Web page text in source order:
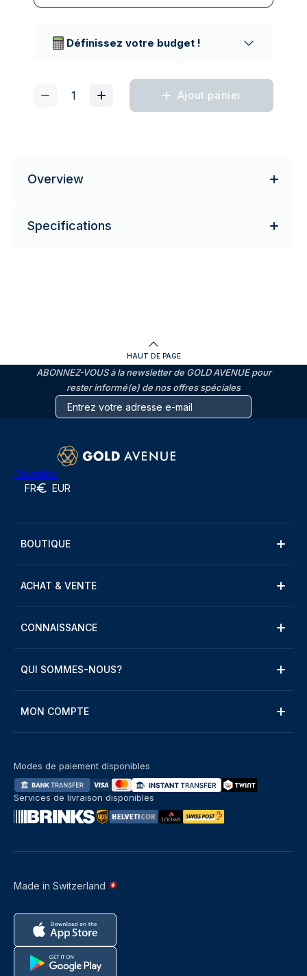
Définissez votre budget !
Ajout panier
Overview
Specifications
HAUT DE PAGE
ABONNEZ-VOUS à la newsletter de GOLD AVENUE pour
rester informé(e) de nos offres spéciales
Trustpilot
FR EUR
BOUTIQUE
ACHAT & VENTE
CONNAISSANCE
QUI SOMMES-NOUS?
MON COMPTE
Made in Switzerland
Modes de paiement disponibles
Services de livraison disponibles